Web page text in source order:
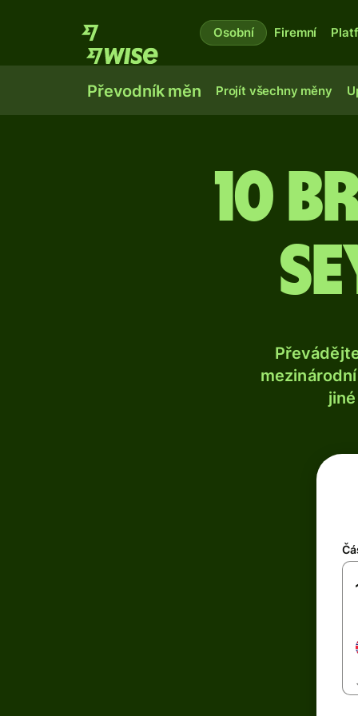
Osobní Firemní
Převodník měn Projít všechny měny
10